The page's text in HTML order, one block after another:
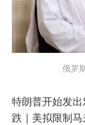
俄罗
特朗普开始发
跌 | 美拟限制